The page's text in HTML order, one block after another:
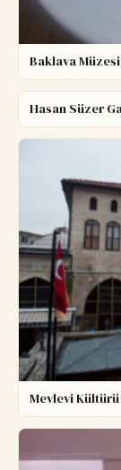
Baklava Müzesi
Hasan Süzer
Mevlevi